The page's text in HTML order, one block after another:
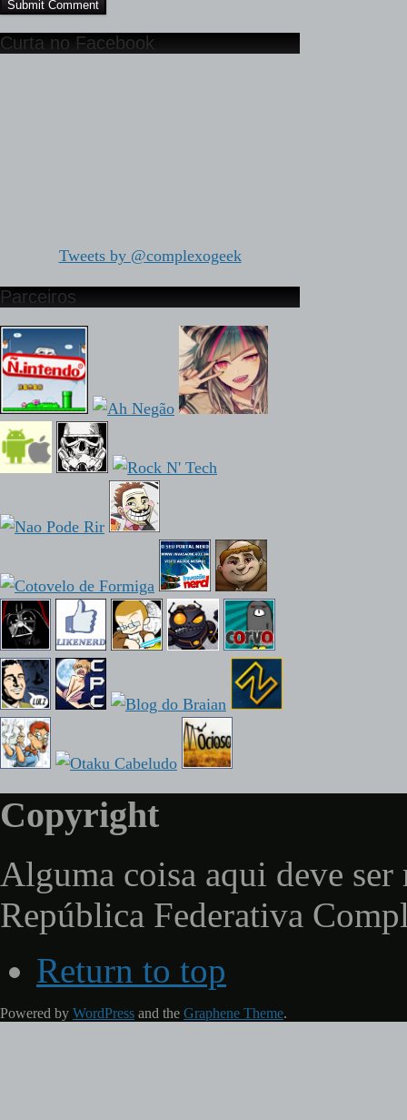
Curta no Facebook
Tweets by @complexogeek
Parceiros
Copyright
Alguma coisa aqui deve ser
República Federativa
Return to top
Powered by WordPress and the Graphene Theme.